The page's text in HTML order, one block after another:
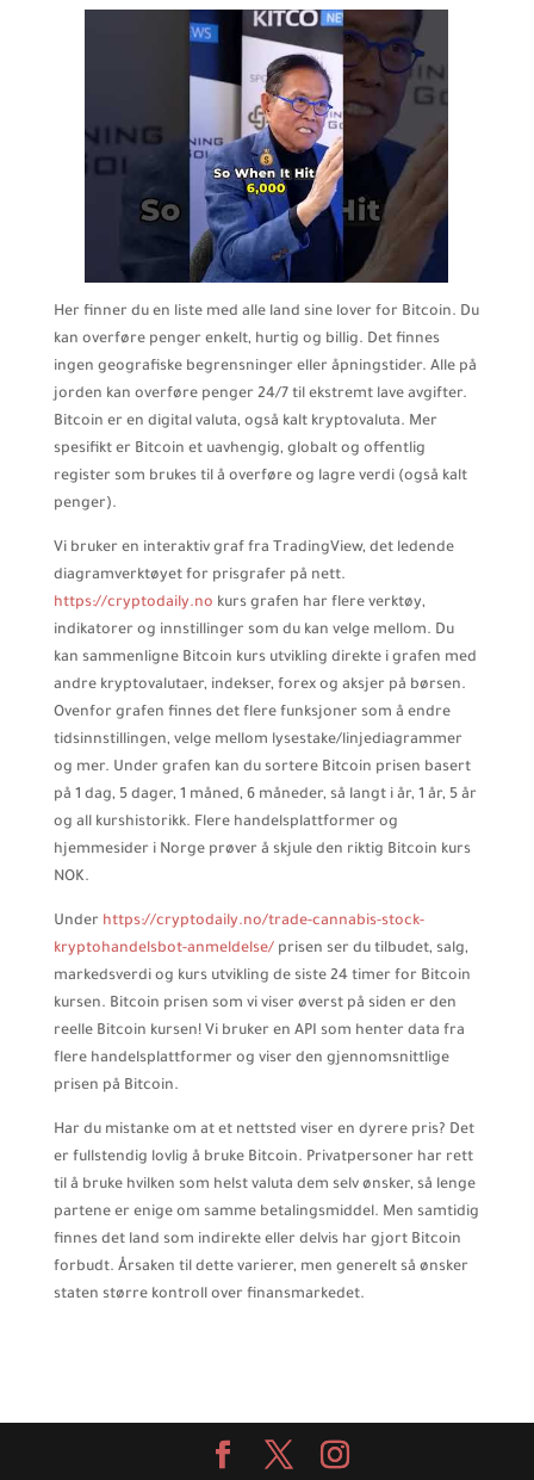
Her finner du en liste med alle land sine lover for Bitcoin. Du
kan overføre penger enkelt, hurtig og billig. Det finnes
ingen geografiske begrensninger eller åpningstider. Alle på
jorden kan overføre penger 24/7 til ekstremt lave avgifter.
Bitcoin er en digital valuta, også kalt kryptovaluta. Mer
spesifikt er Bitcoin et uavhengig, globalt og offentlig
register som brukes til å overføre og lagre verdi (også kalt
penger).
Vi bruker en interaktiv graf fra TradingView, det ledende
diagramverktøyet for prisgrafer på nett.
https://cryptodaily.no kurs grafen har flere verktøy,
indikatorer og innstillinger som du kan velge mellom. Du
kan sammenligne Bitcoin kurs utvikling direkte i grafen med
andre kryptovalutaer, indekser, forex og aksjer på børsen.
Ovenfor grafen finnes det flere funksjoner som å endre
tidsinnstillingen, velge mellom lysestake/linjediagrammer
og mer. Under grafen kan du sortere Bitcoin prisen basert
på 1 dag, 5 dager, 1 måned, 6 måneder, så langt i år, 1 år, 5 år
og all kurshistorikk. Flere handelsplattformer og
hjemmesider i Norge prøver å skjule den riktig Bitcoin kurs
NOK.
Under https://cryptodaily.no/trade-cannabis-stock-
kryptohandelsbot-anmeldelse/prisen ser du tilbudet, salg,
markedsverdi og kurs utvikling de siste 24 timer for Bitcoin
kursen. Bitcoin prisen som vi viser øverst på siden er den
reelle Bitcoin kursen! Vi bruker en API som henter data fra
flere handelsplattformer og viser den gjennomsnittlige
prisen på Bitcoin.
Har du mistanke om at et nettsted viser en dyrere pris? Det
er fullstendig lovlig å bruke Bitcoin. Privatpersoner har rett
til å bruke hvilken som helst valuta dem selv ønsker, så lenge
partene er enige om samme betalingsmiddel. Men samtidig
finnes det land som indirekte eller delvis har gjort Bitcoin
forbudt. Årsaken til dette varierer, men generelt så ønsker
staten større kontroll over finansmarkedet.